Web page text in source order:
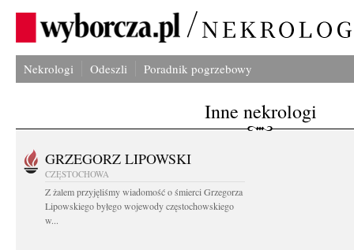
Nekrologi Odeszli Poradnik pogrzebowy
Inne nekrologi
GRZEGORZ LIPOWSKI
CZĘSTOCHOWA
Z żalem przyjęliśmy wiadomość o śmierci Grzegorza
Lipowskiego byłego wojewody częstochowskiego
w...